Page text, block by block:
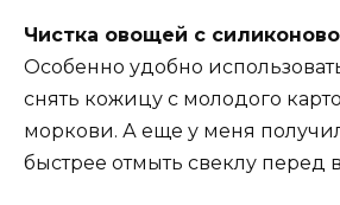
Чистка овощей с
Особенно удобно
снять кожицу с молодого
моркови. А еще у меня
быстрее отмыть свеклу перед